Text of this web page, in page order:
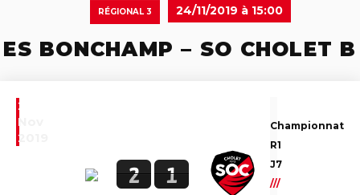
RÉGIONAL 3 24/11/2019 à 15:00
ES BONCHAMP – SO CHOLET B
24
Nov
2019
2 1
Championnat
R1
J7
///